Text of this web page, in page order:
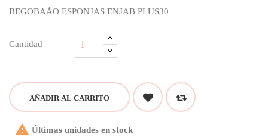
BEGOBAÃO ESPONJAS ENJAB PLUS30
Cantidad
AÑADIR AL CARRITO
 Últimas unidades en stock